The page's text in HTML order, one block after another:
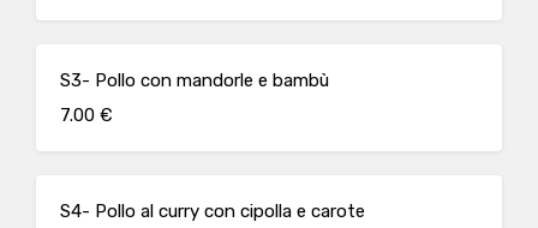
S3- Pollo con mandorle e bambù
7.00 €
S4- Pollo al curry con cipolla e carote